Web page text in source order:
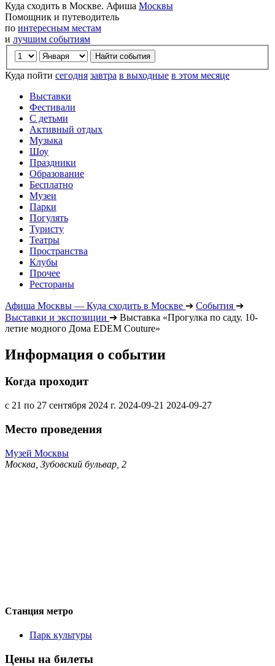
Куда сходить в Москве. Афиша Москвы
Помощник и путеводитель
по интересным местам
и лучшим событиям
Куда пойти сегодня завтра в выходные в этом месяце
Выставки
Фестивали
С детьми
Активный отдых
Музыка
Шоу
Праздники
Образование
Бесплатно
Музеи
Парки
Погулять
Туристу
Театры
Пространства
Клубы
Прочее
Рестораны
Афиша Москвы — Куда сходить в Москве ➔ События ➔
Выставки и экспозиции ➔ Выставка «Прогулка по саду. 10-
летие модного Дома EDEM Couture»
Информация о событии
Когда проходит
с 21 по 27 сентября 2024 г. 2024-09-21 2024-09-27
Место проведения
Музей Москвы
Москва, Зубовский бульвар, 2
Станция метро
Парк культуры
Цены на билеты